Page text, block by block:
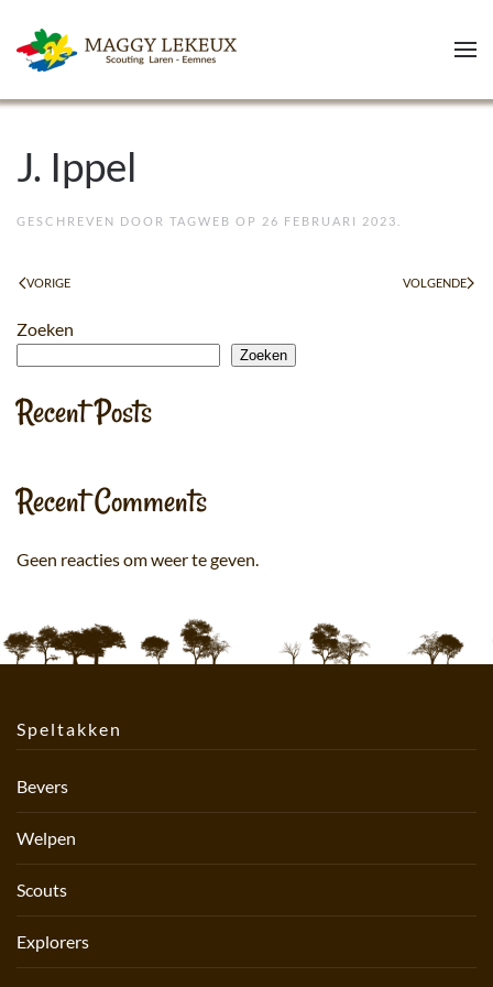
Skip to main content
J. Ippel
GESCHREVEN DOOR TAGWEB OP 26 FEBRUARI 2023
VORIGE VOLGENDE
Zoeken
Zoeken
Recent Posts
Recent Comments
Geen reacties om weer te geven.
Speltakken
Bevers
Welpen
Scouts
Explorers